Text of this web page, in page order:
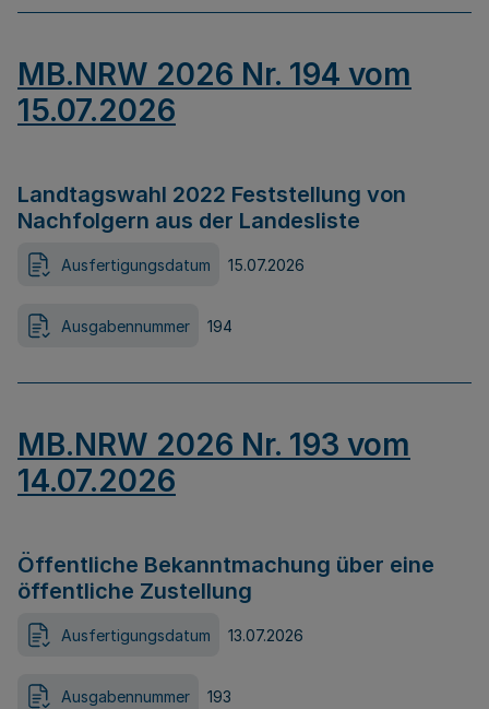
MB.NRW 2026 Nr. 194 vom
15.07.2026
Landtagswahl 2022 Feststellung von
Nachfolgern aus der Landesliste
Ausfertigungsdatum 15.07.2026
Ausgabennummer 194
MB.NRW 2026 Nr. 193 vom
14.07.2026
Öffentliche Bekanntmachung über eine
öffentliche Zustellung
Ausfertigungsdatum 13.07.2026
Ausgabennummer 193